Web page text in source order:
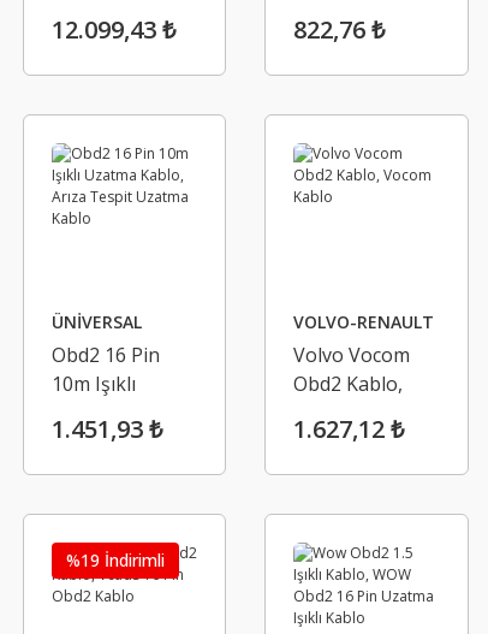
12.099,43 ₺ 822,76 ₺
ÜNİVERSAL
Obd2 16 Pin
10m Işıklı
Arıza Tespit
Uzatma Kablo
1.451,93 ₺
VOLVO-RENAULT
Volvo Vocom
Obd2 Kablo,
1.627,12 ₺
%19 İndirimli